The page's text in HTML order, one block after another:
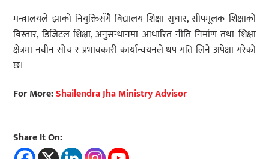
मन्त्रालयले झाको नियुक्तिसँगै विद्यालय शिक्षा सुधार, सीपमूलक शिक्षाको
विस्तार, डिजिटल शिक्षा, अनुसन्धानमा आधारित नीति निर्माण तथा शिक्षा
क्षेत्रमा नवीन सोच र प्रभावकारी कार्यान्वयनले थप गति लिने अपेक्षा गरेको
छ।
For More:Shailendra Jha Ministry Advisor
Share It On: